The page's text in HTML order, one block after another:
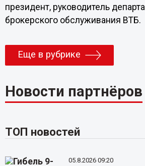
президент, руководитель
брокерского обслуживания ВТБ.
Еще в рубрике
Новости партнёров
ТОП новостей
05.8.2026 09:20